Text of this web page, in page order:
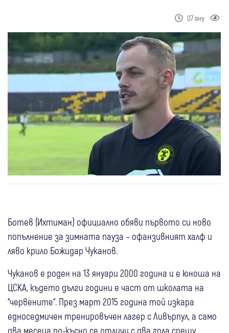
07 яну
Ботев (Ихтиман) официално обяви първото си ново
попълнение за зимната пауза – офанзивният халф и
ляво крило Божидар Чуканов.
Чуканов е роден на 13 януари 2000 година и е юноша на
ЦСКА, където дълги години е част от школата на
“червените“. През март 2015 година той изкара
едноседмичен тренировъчен лагер с Ливърпул, а само
два месеца по-късно се отличи с два гола срещу